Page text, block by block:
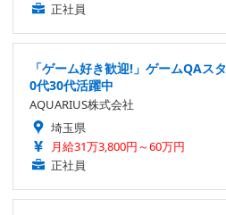
正社員
「ゲーム好き歓迎!」ゲームQAス
0代30代活躍中
AQUARIUS株式会社
埼玉県
月給31万3,800円～60万円
正社員